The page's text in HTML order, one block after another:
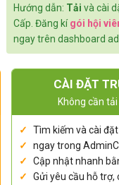
Hướng dẫn: Tải và cài
Cấp. Đăng kígói hội
ngay trên dashboard
CÀI ĐẶT
Không cần
Tìm kiếm và cài
ngay trong
Cập nhật nhanh
Gửi yêu cầu hỗ trợ,